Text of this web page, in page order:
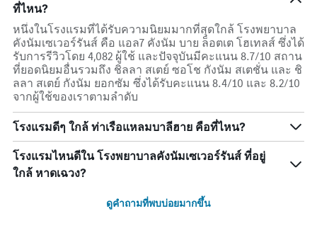
ที่ไหน?
หนึ่งในโรงแรมที่ได้รับความนิยมมากที่สุดใกล้ โรงพยาบาล
คังนัมเซเวอร์รันส์ คือ แอล7 คังนัม บาย ล็อตเต โฮเทลส์ ซึ่งได้
รับการรีวิวโดย 4,082 ผู้ใช้ และปัจจุบันมีคะแนน 8.7/10 สถาน
ที่ยอดนิยมอื่นรวมถึง ชิลลา สเตย์ ซอโช กังนัม สเตชั่น และ ชิ
ลลา สเตย์ กังนัม ยอกซัม ซึ่งได้รับคะแนน 8.4/10 และ 8.2/10
จากผู้ใช้ของเราตามลำดับ
โรงแรมดีๆ ใกล้ ท่าเรือแหลมบาลีฮาย คือที่ไหน?
โรงแรมไหนดีใน โรงพยาบาลคังนัมเซเวอร์รันส์ ที่อยู่
ใกล้ หาดเฉวง?
ดูคำถามที่พบบ่อยมากขึ้น